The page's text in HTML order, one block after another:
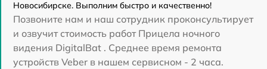
Новосибирске. Выполним быстро и качественно!
Позвоните нам и наш сотрудник проконсультирует
и озвучит стоимость работ Прицела ночного
видения DigitalBat . Среднее время ремонта
устройств Veber в нашем сервисном - 2 часа.